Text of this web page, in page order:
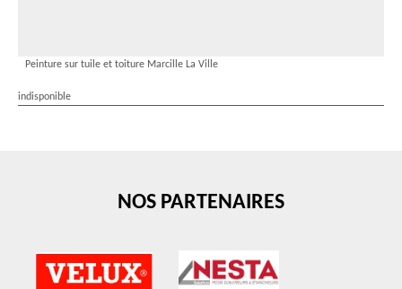
Peinture sur tuile et toiture Marcille La Ville
indisponible
NOS PARTENAIRES